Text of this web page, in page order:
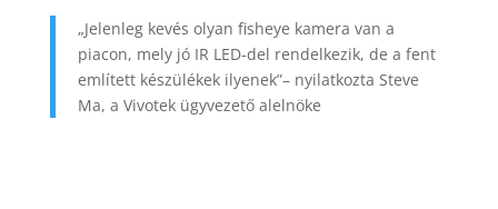
„Jelenleg kevés olyan fisheye kamera van a
piacon, mely jó IR LED-del rendelkezik, de a fent
említett készülékek ilyenek”– nyilatkozta Steve
Ma, a Vivotek ügyvezető alelnöke